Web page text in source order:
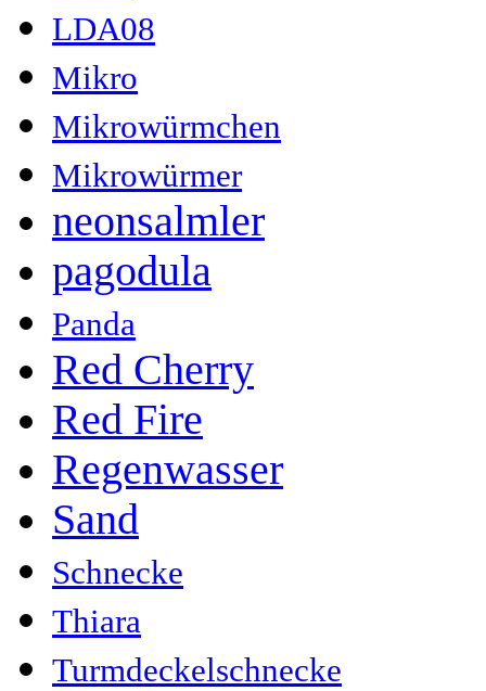
LDA08
Mikro
Mikrowürmchen
Mikrowürmer
neonsalmler
pagodula
Panda
Red Cherry
Red Fire
Regenwasser
Sand
Schnecke
Thiara
Turmdeckelschnecke